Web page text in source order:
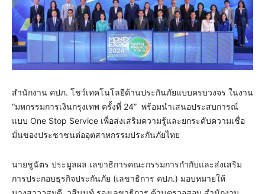
สำนักงาน คปภ. โชว์เทคโนโลยีด้านประกันภัยแบบครบวงจร ในงาน
“มหกรรมการเงินกรุงเทพ ครั้งที่ 24” พร้อมนำเสนอประสบการณ์
แบบ One Stop Service เพื่อส่งเสริมความรู้และยกระดับความเชื่อ
มั่นของประชาชนต่ออุตสาหกรรมประกันภัยไทย
นายชูฉัตร ประมูลผล เลขาธิการคณะกรรมการกำกับและส่งเสริม
การประกอบธุรกิจประกันภัย (เลขาธิการ คปภ.) มอบหมายให้